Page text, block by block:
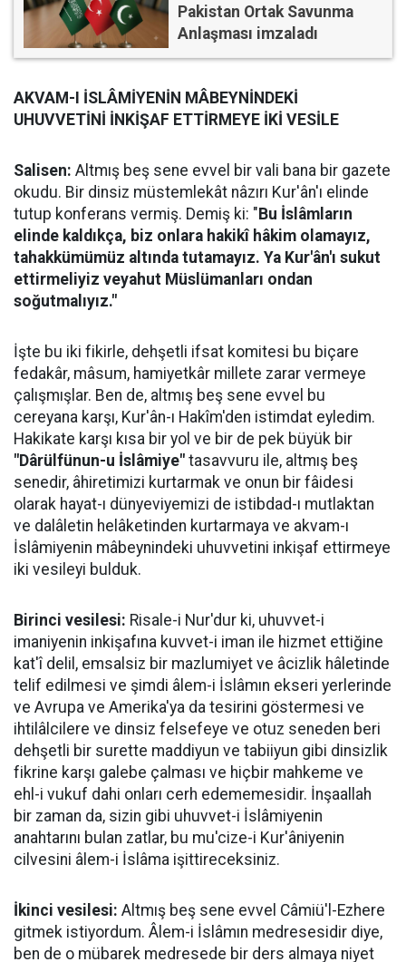
Pakistan Ortak Savunma
Anlaşması imzaladı
AKVAM-I İSLÂMİYENİN MÂBEYNİNDEKİ
UHUVVETİNİ İNKİŞAF ETTİRMEYE İKİ VESİLE
Salisen: Altmış beş sene evvel bir vali bana bir gazete
okudu. Bir dinsiz müstemlekât nâzırı Kur'ân'ı elinde
tutup konferans vermiş. Demiş ki: " Bu İslâmların
elinde kaldıkça, biz onlara hakikî hâkim olamayız,
tahakkümümüz altında tutamayız. Ya Kur'ân'ı sukut
ettirmeliyiz veyahut Müslümanları ondan
soğutmalıyız."
İşte bu iki fikirle, dehşetli ifsat komitesi bu biçare
fedakâr, mâsum, hamiyetkâr millete zarar vermeye
çalışmışlar. Ben de, altmış beş sene evvel bu
cereyana karşı, Kur'ân-ı Hakîm'den istimdat eyledim.
Hakikate karşı kısa bir yol ve bir de pek büyük bir
"Dârülfünun-u İslâmiye" tasavvuru ile, altmış beş
senedir, âhiretimizi kurtarmak ve onun bir fâidesi
olarak hayat-ı dünyeviyemizi de istibdad-ı mutlaktan
ve dalâletin helâketinden kurtarmaya ve akvam-ı
İslâmiyenin mâbeynindeki uhuvvetini inkişaf ettirmeye
iki vesileyi bulduk.
Birinci vesilesi: Risale-i Nur'dur ki, uhuvvet-i
imaniyenin inkişafına kuvvet-i iman ile hizmet ettiğine
kat'î delil, emsalsiz bir mazlumiyet ve âcizlik hâletinde
telif edilmesi ve şimdi âlem-i İslâmın ekseri yerlerinde
ve Avrupa ve Amerika'ya da tesirini göstermesi ve
ihtilâlcilere ve dinsiz felsefeye ve otuz seneden beri
dehşetli bir surette maddiyun ve tabiiyun gibi dinsizlik
fikrine karşı galebe çalması ve hiçbir mahkeme ve
ehl-i vukuf dahi onları cerh edememesidir. İnşaallah
bir zaman da, sizin gibi uhuvvet-i İslâmiyenin
anahtarını bulan zatlar, bu mu'cize-i Kur'âniyenin
cilvesini âlem-i İslâma işittireceksiniz.
İkinci vesilesi: Altmış beş sene evvel Câmiü'l-Ezhere
gitmek istiyordum. Âlem-i İslâmın medresesidir diye,
ben de o mübarek medresede bir ders almaya niyet